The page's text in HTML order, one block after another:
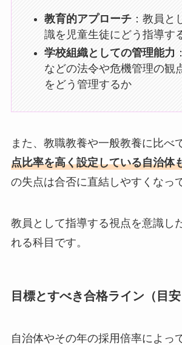
教育的アプローチ：教員と
識を児童生徒にどう指導す
学校組織としての管理能力
などの法令や危機管理の観
をどう管理するか
また、教職教養や一般教養に比べ
点比率を高く設定している自治体
の失点は合否に直結しやすくなっ
教員として指導する視点を意識し
れる科目です。
目標とすべき合格ライン（目安
自治体やその年の採用倍率によっ